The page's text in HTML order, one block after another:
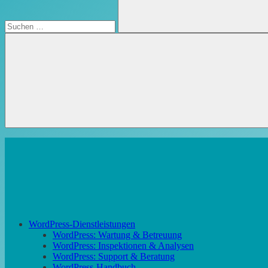
Suchen
WordPress-Dienstleistungen
WordPress: Wartung & Betreuung
WordPress: Inspektionen & Analysen
WordPress: Support & Beratung